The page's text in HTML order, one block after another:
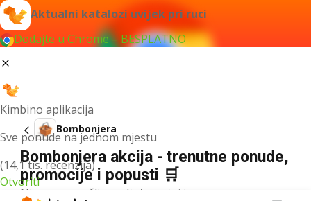
Aktualni katalozi uvijek pri ruci
Dodajte u Chrome – BESPLATNO
Kimbino aplikacija
Sve ponude na jednom mjestu
(14,1 tis. recenzija)
Otvoriti
Bombonjera
Bombonjera akcija - trenutne ponude,
promocije i popusti 🛒
Nismo pronašli rezultate za taj izraz.